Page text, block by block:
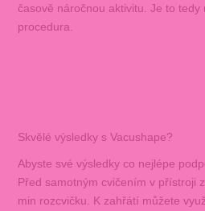
časově náročnou aktivitu. Je to
procedura.
Skvělé výsledky s Vacushape?
Abyste své výsledky co nejlépe
Před samotným cvičením v přístroji
min rozcvičku. K zahřátí můžete